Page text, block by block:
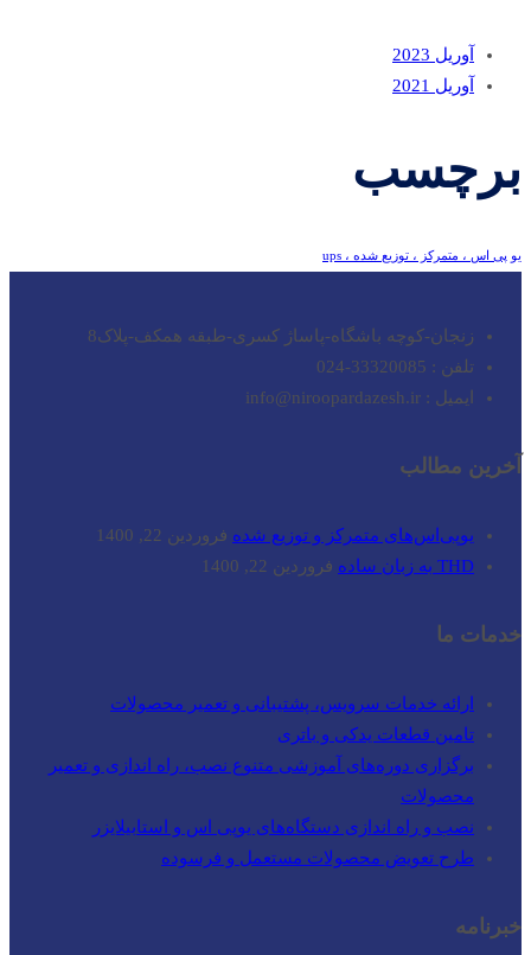
آوریل 2023
آوریل 2021
برچسب
یو پی اس ، متمرکز ، توزیع شده ، ups
زنجان-کوچه باشگاه-پاساژ کسری-طبقه همکف-پلاک8
تلفن : 33320085-024
ایمیل : info@niroopardazesh.ir
آخرین مطالب
یوپی‌اس‌های متمرکز و توزیع شده فروردین 22, 1400
THD به زبان ساده
فروردین 22, 1400
خدمات ما
ارائه خدمات سرویس، پشتیبانی و تعمیر محصولات
تامین قطعات یدکی و باتری
برگزاری دوره‌های آموزشی متنوع نصب، راه اندازی و تعمیر
محصولات
نصب و راه‌ اندازی دستگاه‌های یوپی اس و استابیلایزر
طرح تعویض محصولات مستعمل و فرسوده
خبرنامه